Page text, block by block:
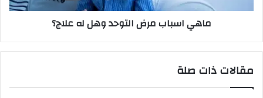
ماهي اسباب مرض التوحد وهل له علاج؟
مقالات ذات صلة